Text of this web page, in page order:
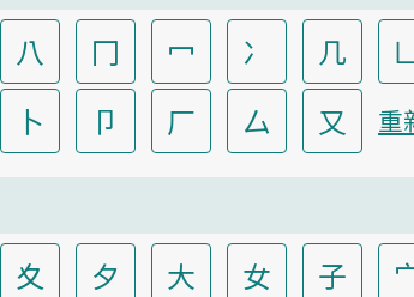
八 冂 冖 冫 几
卜 卩 厂 厶 又 重
夊 夕 大 女 子